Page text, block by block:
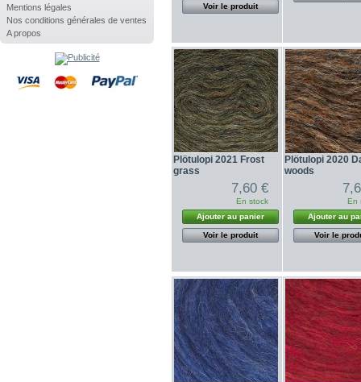
Mentions légales
Nos conditions générales de ventes
A propos
Voir le produit
Plötulopi 2021 Frost
grass
7,60 €
En stock
Ajouter au panier
Voir le produit
Plötulopi 2020
woods
En
Ajouter au
Voir le